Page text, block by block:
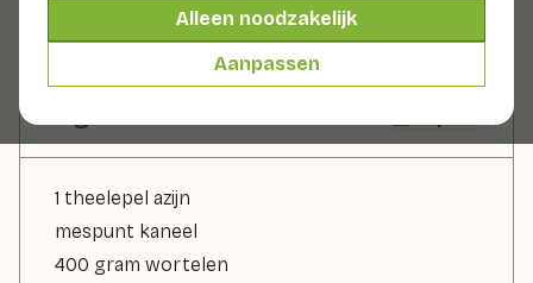
Alleen noodzakelijk
Aanpassen
200gr groenten p.p.
1 theelepel azijn
mespunt kaneel
400 gram wortelen